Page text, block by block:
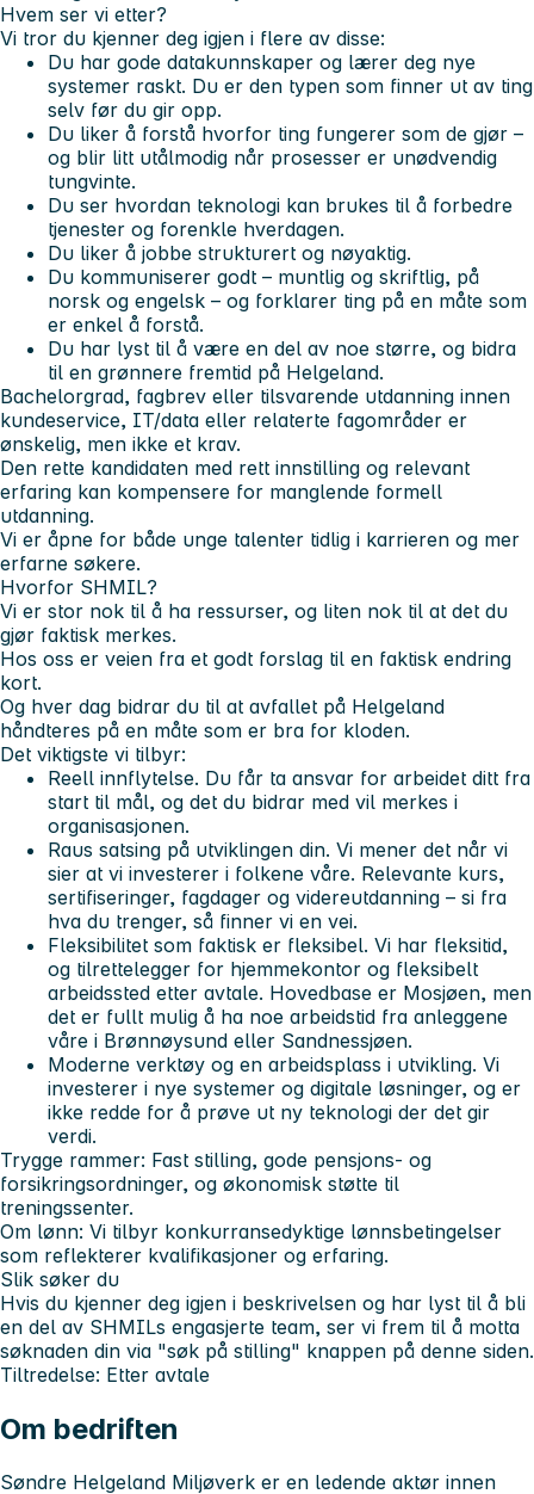
Hvem ser vi etter?
Vi tror du kjenner deg igjen i flere av disse:
Du har gode datakunnskaper og lærer deg nye
systemer raskt. Du er den typen som finner ut av ting
selv før du gir opp.
Du liker å forstå hvorfor ting fungerer som de gjør –
og blir litt utålmodig når prosesser er unødvendig
tungvinte.
Du ser hvordan teknologi kan brukes til å forbedre
tjenester og forenkle hverdagen.
Du liker å jobbe strukturert og nøyaktig.
Du kommuniserer godt – muntlig og skriftlig, på
norsk og engelsk – og forklarer ting på en måte som
er enkel å forstå.
Du har lyst til å være en del av noe større, og bidra
til en grønnere fremtid på Helgeland.
Bachelorgrad, fagbrev eller tilsvarende utdanning innen
kundeservice, IT/data eller relaterte fagområder er
ønskelig, men ikke et krav.
Den rette kandidaten med rett innstilling og relevant
erfaring kan kompensere for manglende formell
utdanning.
Vi er åpne for både unge talenter tidlig i karrieren og mer
erfarne søkere.
Hvorfor SHMIL?
Vi er stor nok til å ha ressurser, og liten nok til at det du
gjør faktisk merkes.
Hos oss er veien fra et godt forslag til en faktisk endring
kort.
Og hver dag bidrar du til at avfallet på Helgeland
håndteres på en måte som er bra for kloden.
Det viktigste vi tilbyr:
Reell innflytelse. Du får ta ansvar for arbeidet ditt fra
start til mål, og det du bidrar med vil merkes i
organisasjonen.
Raus satsing på utviklingen din. Vi mener det når vi
sier at vi investerer i folkene våre. Relevante kurs,
sertifiseringer, fagdager og videreutdanning – si fra
hva du trenger, så finner vi en vei.
Fleksibilitet som faktisk er fleksibel. Vi har fleksitid,
og tilrettelegger for hjemmekontor og fleksibelt
arbeidssted etter avtale. Hovedbase er Mosjøen, men
det er fullt mulig å ha noe arbeidstid fra anleggene
våre i Brønnøysund eller Sandnessjøen.
Moderne verktøy og en arbeidsplass i utvikling. Vi
investerer i nye systemer og digitale løsninger, og er
ikke redde for å prøve ut ny teknologi der det gir
verdi.
Trygge rammer: Fast stilling, gode pensjons- og
forsikringsordninger, og økonomisk støtte til
treningssenter.
Om lønn: Vi tilbyr konkurransedyktige lønnsbetingelser
som reflekterer kvalifikasjoner og erfaring.
Slik søker du
Hvis du kjenner deg igjen i beskrivelsen og har lyst til å bli
en del av SHMILs engasjerte team, ser vi frem til å motta
søknaden din via "søk på stilling" knappen på denne siden.
Tiltredelse: Etter avtale
Om bedriften
Søndre Helgeland Miljøverk er en ledende aktør innen